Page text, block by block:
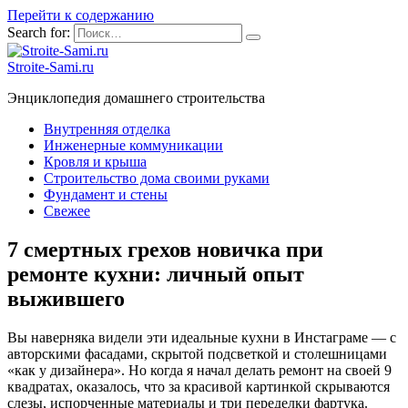
Перейти к содержанию
Search for:
Stroite-Sami.ru
Энциклопедия домашнего строительства
Внутренняя отделка
Инженерные коммуникации
Кровля и крыша
Строительство дома своими руками
Фундамент и стены
Свежее
7 смертных грехов новичка при
ремонте кухни: личный опыт
выжившего
Вы наверняка видели эти идеальные кухни в Инстаграме — с
авторскими фасадами, скрытой подсветкой и столешницами
«как у дизайнера». Но когда я начал делать ремонт на своей 9
квадратах, оказалось, что за красивой картинкой скрываются
слезы, испорченные материалы и три переделки фартука.